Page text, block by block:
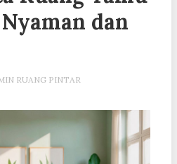
dan
RUANG PINTAR